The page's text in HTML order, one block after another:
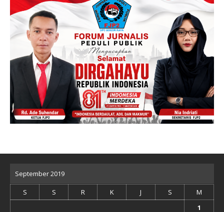
September 2019
S S R K J S
M
1